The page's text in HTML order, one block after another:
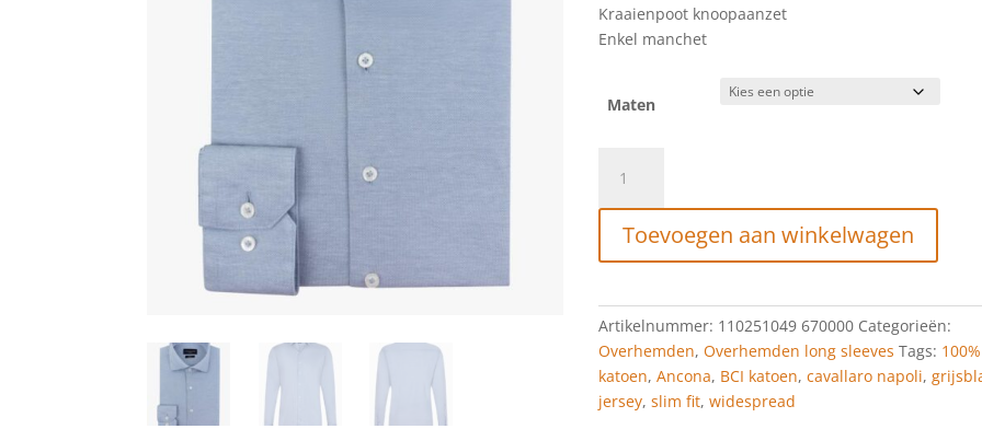
Kraaienpoot knoopaanzet
Enkel manchet
Maten
Overhemd
Ancona
GreyBlue
aantal
Toevoegen aan winkelwagen
Artikelnummer: 110251049 670000 Categorieën:
Overhemden,Overhemden long sleeves Tags: 100%
katoen,Ancona, BCI katoen,cavallaro napoli,
jersey,slim fit,widespread